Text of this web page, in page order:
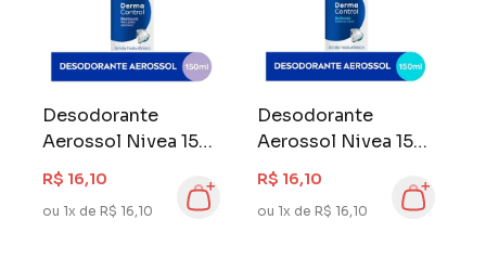
Desodorante
Aerossol Nivea 150
ml Derma Control
Restaura
R$ 16,10
ou 1x de R$ 16,10
Desodorante
Aerossol Nivea 150
ml Derma Control
Defende
R$ 16,10
ou 1x de R$ 16,10